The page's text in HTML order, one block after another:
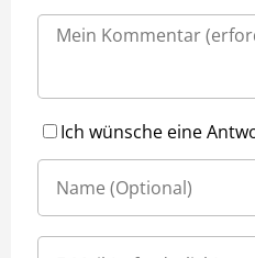
Ich wünsche eine